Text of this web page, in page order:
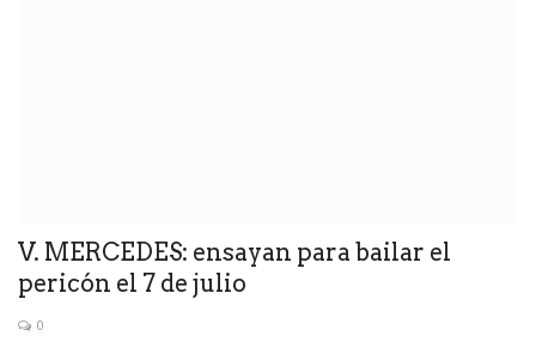
V. MERCEDES: ensayan para bailar el
pericón el 7 de julio
0